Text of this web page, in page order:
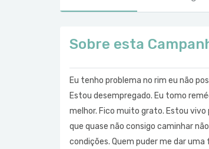
Sobre esta
Eu tenho problema no rim eu não
Estou desempregado. Eu tomo
melhor. Fico muito grato. Estou vivo
que quase não consigo caminhar
condições. Quem puder me dar uma